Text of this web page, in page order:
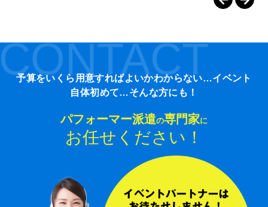
予算をいくら用意すればよいかわからない…イベント
自体初めて…そんな方にも！
パフォーマー派遣の専門家に
お任せください！